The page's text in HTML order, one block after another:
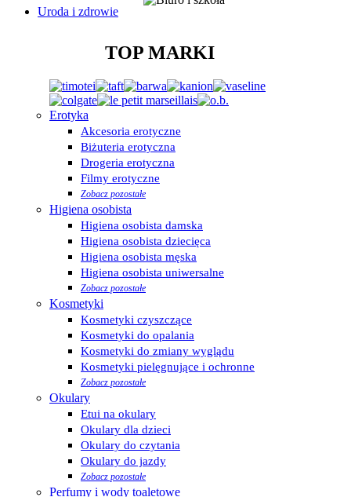
Uroda i zdrowie
TOP MARKI
Erotyka
Akcesoria erotyczne
Biżuteria erotyczna
Drogeria erotyczna
Filmy erotyczne
Zobacz pozostałe
Higiena osobista
Higiena osobista damska
Higiena osobista dziecięca
Higiena osobista męska
Higiena osobista uniwersalne
Zobacz pozostałe
Kosmetyki
Kosmetyki czyszczące
Kosmetyki do opalania
Kosmetyki do zmiany wyglądu
Kosmetyki pielęgnujące i ochronne
Zobacz pozostałe
Okulary
Etui na okulary
Okulary dla dzieci
Okulary do czytania
Okulary do jazdy
Zobacz pozostałe
Perfumy i wody toaletowe